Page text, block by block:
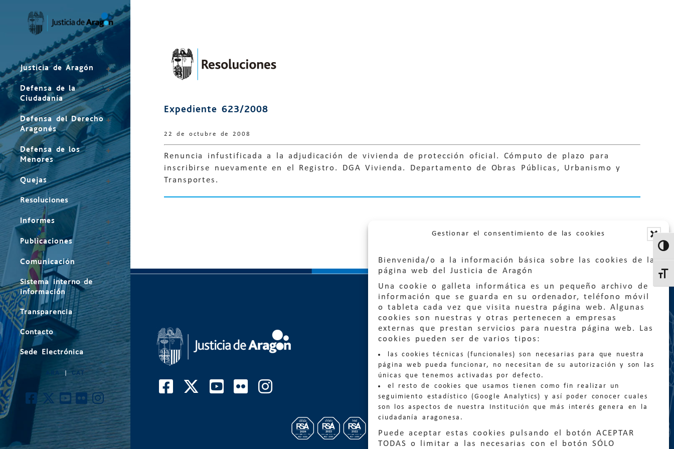
Gestionar el consentimiento de las cookies
Bienvenida/o a la información básica sobre las cookies de la
página web del Justicia de Aragón
Una cookie o galleta informática es un pequeño archivo de
información que se guarda en su ordenador, teléfono móvil
o tableta cada vez que visita nuestra página web. Algunas
cookies son nuestras y otras pertenecen a empresas
externas que prestan servicios para nuestra página web. Las
cookies pueden ser de varios tipos:
las cookies técnicas (funcionales) son necesarias para que nuestra
página web pueda funcionar, no necesitan de su autorización y son las
únicas que tenemos activadas por defecto.
el resto de cookies que usamos tienen como fin realizar un
seguimiento estadístico (Google Analytics) y así poder conocer cuales
son los aspectos de nuestra Institución que más interés genera en la
ciudadanía aragonesa.
Puede aceptar estas cookies pulsando el botón ACEPTAR
TODAS o limitar a las necesarias con el botón SÓLO
Justicia de Aragón
Defensa de la
Ciudadanía
Defensa del Derecho
Aragonés
Defensa de los
Menores
Quejas
Resoluciones
Informes
Publicaciones
Comunicación
Sistema interno de
información
Transparencia
Contacto
Sede Electrónica
|CAT
Expediente 623/2008
22 de octubre de 2008
Renuncia infustificada a la adjudicación de vivienda de protección oficial. Cómputo de plazo para
inscribirse nuevamente en el Registro. DGA Vivienda. Departamento de Obras Públicas, Urbanismo y
Transportes.
Quejas:quejas@eljusticiadearagon.es
Información general:
informacion@eljusticiadearagon.es
Teléfonos: 900 210 210/ 976 399 354